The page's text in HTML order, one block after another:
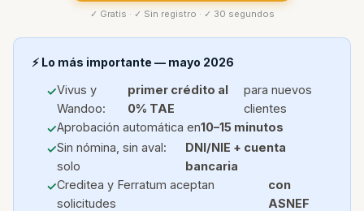
✓ Gratis · ✓ Sin registro · ✓ 30 segundos
⚡ Lo más importante — mayo 2026
Vivus y
Wandoo:
primer crédito al
0% TAE
para nuevos
clientes
Aprobación automática en10–15 minutos
Sin nómina, sin aval:
solo
DNI/NIE + cuenta
bancaria
Creditea y Ferratum aceptan
solicitudes
con
ASNEF